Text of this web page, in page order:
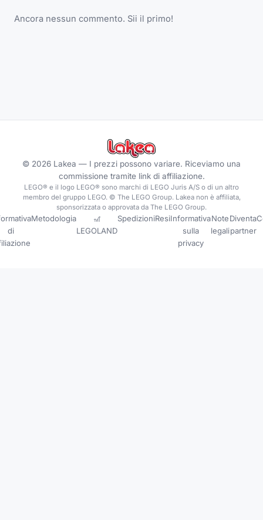
Ancora nessun commento. Sii il primo!
© 2026 Lakea — I prezzi possono variare. Riceviamo una
commissione tramite link di affiliazione.
LEGO® e il logo LEGO® sono marchi di LEGO Juris A/S o di un altro
membro del gruppo LEGO. © The LEGO Group. Lakea non è affiliata,
sponsorizzata o approvata da The LEGO Group.
di
Metodologia
🎢
LEGOLAND
SpedizioniResiInformativa
sulla
privacy
Note
legali
Diventa
partner